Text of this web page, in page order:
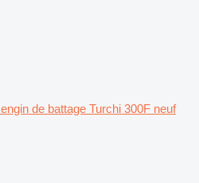
engin de battage Turchi 300F neuf